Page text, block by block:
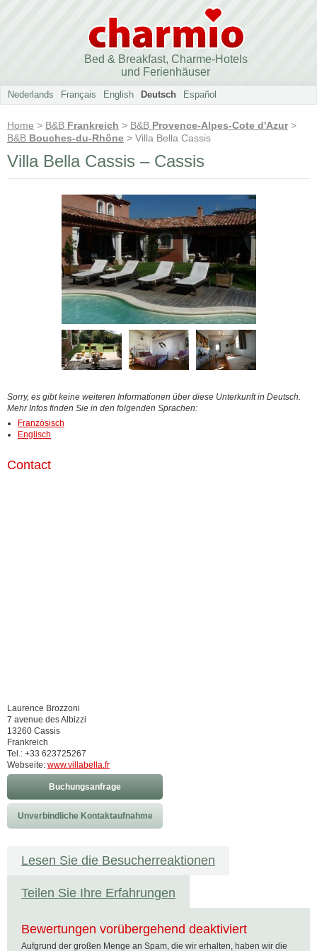
Bed & Breakfast, Charme-Hotels
und Ferienhäuser
Nederlands Français English Deutsch Español
Home > B&B Frankreich > B&B Provence-Alpes-Cote d'Azur>
B&B Bouches-du-Rhône > Villa Bella Cassis
Villa Bella Cassis – Cassis
Sorry, es gibt keine weiteren Informationen über diese Unterkunft in Deutsch.
Mehr Infos finden Sie in den folgenden Sprachen:
Französisch
Englisch
Contact
Laurence Brozzoni
7 avenue des Albizzi
13260 Cassis
Frankreich
Tel.: +33 623725267
Webseite: www.villabella.fr
Buchungsanfrage
Unverbindliche Kontaktaufnahme
Lesen Sie die Besucherreaktionen
Teilen Sie Ihre Erfahrungen
Bewertungen vorübergehend deaktiviert
Aufgrund der großen Menge an Spam, die wir erhalten, haben wir die